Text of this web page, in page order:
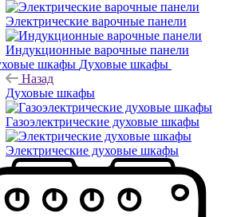
Электрические варочные панели
Индукционные варочные панели
Духовые шкафы
Назад
Духовые шкафы
Газоэлектрические духовые шкафы
Электрические духовые шкафы